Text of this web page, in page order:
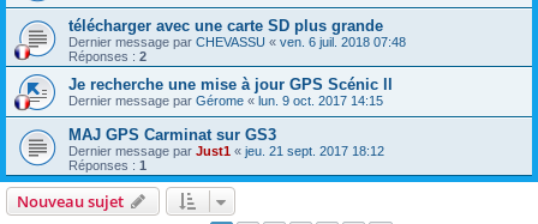
télécharger avec une carte SD plus grande
Dernier message par CHEVASSU « ven. 6 juil. 2018 07:48
Réponses : 2
Je recherche une mise à jour GPS Scénic ll
Dernier message par Gérome « lun. 9 oct. 2017 14:15
MAJ GPS Carminat sur GS3
Dernier message par Just1 « jeu. 21 sept. 2017 18:12
Réponses : 1
Nouveau sujet